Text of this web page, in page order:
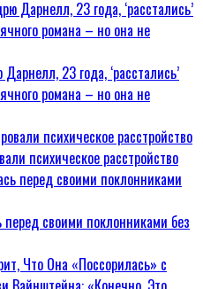
23 года, ‘расстались’
романа – но она не
психическое расстройство
своими поклонниками без